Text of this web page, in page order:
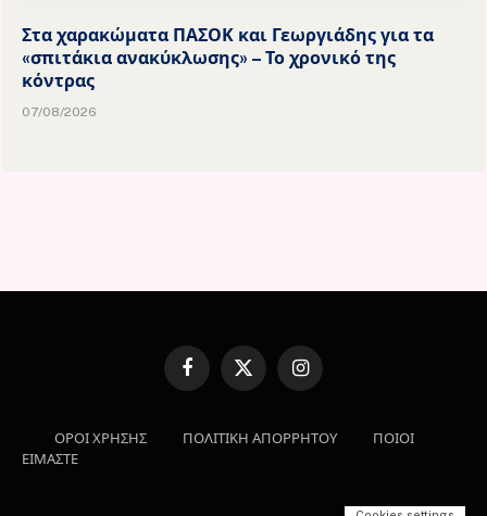
Στα χαρακώματα ΠΑΣΟΚ και Γεωργιάδης για τα
«σπιτάκια ανακύκλωσης» – Το χρονικό της
κόντρας
07/08/2026
Facebook
X
Instagram
ΟΡΟΙ ΧΡΗΣΗΣ ΠΟΛΙΤΙΚΗ ΑΠΟΡΡΗΤΟΥ
ΠΟΙΟΙ
ΕΙΜΑΣΤΕ